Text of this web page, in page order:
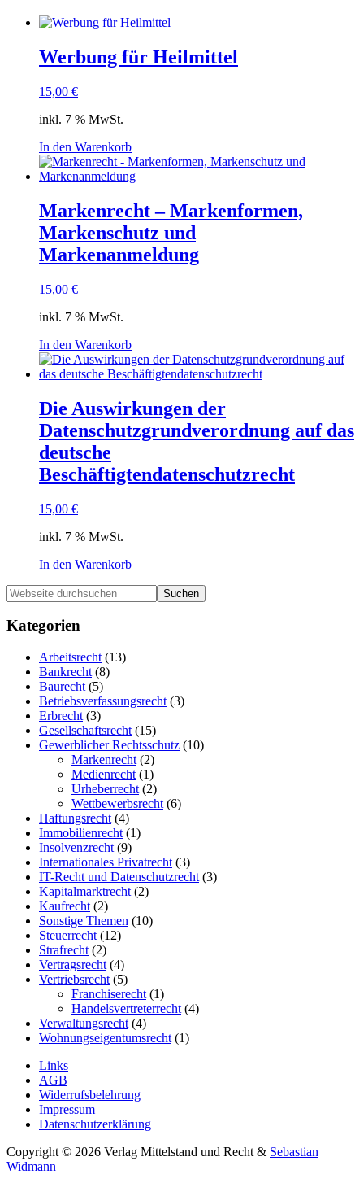
Werbung für Heilmittel
15,00 €
inkl. 7 % MwSt.
In den Warenkorb
Markenrecht – Markenformen,
Markenschutz und
Markenanmeldung
15,00 €
inkl. 7 % MwSt.
In den Warenkorb
Die Auswirkungen der
Datenschutzgrundverordnung auf das
deutsche
Beschäftigtendatenschutzrecht
15,00 €
inkl. 7 % MwSt.
In den Warenkorb
Haupt-
Sidebar
Webseite
durchsuchen
Kategorien
Arbeitsrecht (13)
Bankrecht (8)
Baurecht (5)
Betriebsverfassungsrecht (3)
Erbrecht (3)
Gesellschaftsrecht (15)
Gewerblicher Rechtsschutz (10)
Markenrecht (2)
Medienrecht (1)
Urheberrecht (2)
Wettbewerbsrecht (6)
Haftungsrecht (4)
Immobilienrecht (1)
Insolvenzrecht (9)
Internationales Privatrecht (3)
IT-Recht und Datenschutzrecht (3)
Kapitalmarktrecht (2)
Kaufrecht (2)
Sonstige Themen (10)
Steuerrecht (12)
Strafrecht (2)
Vertragsrecht (4)
Vertriebsrecht (5)
Franchiserecht (1)
Handelsvertreterrecht (4)
Verwaltungsrecht (4)
Wohnungseigentumsrecht (1)
Links
AGB
Widerrufsbelehrung
Impressum
Datenschutzerklärung
Copyright © 2026 Verlag Mittelstand und Recht & Sebastian
Widmann